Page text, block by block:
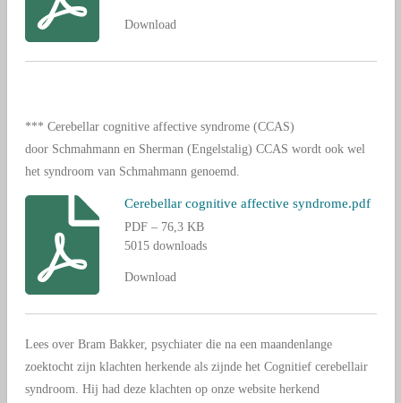
Download
*** Cerebellar cognitive affective syndrome (CCAS)
door Schmahmann en Sherman (Engelstalig) CCAS wordt ook wel
het syndroom van Schmahmann genoemd.
Cerebellar cognitive affective syndrome.pdf
PDF – 76,3 KB
5015 downloads
Download
Lees over Bram Bakker, psychiater die na een maandenlange
zoektocht zijn klachten herkende als zijnde het Cognitief cerebellair
syndroom. Hij had deze klachten op onze website herkend